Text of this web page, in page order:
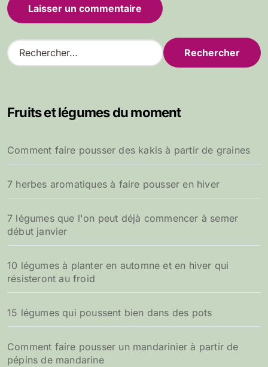
R
e
r
e
r
:
Fruits et légumes du moment
Comment faire pousser des kakis à partir de graines
7 herbes aromatiques à faire pousser en hiver
7 légumes que l'on peut déjà commencer à semer
début janvier
10 légumes à planter en automne et en hiver qui
résisteront au froid
15 légumes qui poussent bien dans des pots
Comment faire pousser un mandarinier à partir de
pépins de mandarine